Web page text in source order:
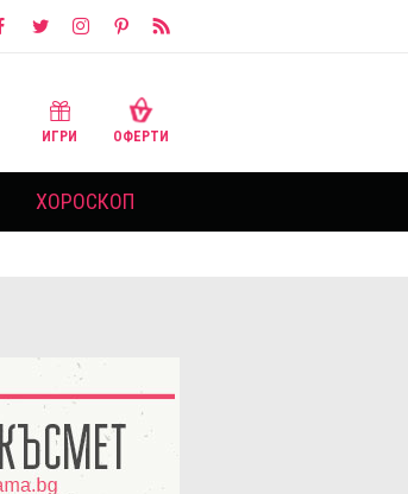
ИГРИ ОФЕРТИ
ХОРОСКОП